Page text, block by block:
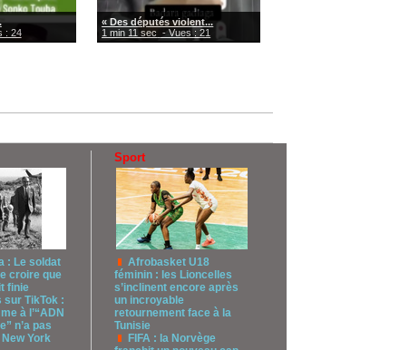
: 24
« Des députés violent...
1 min 11 sec - Vues : 21
: Le soldat
croire que
finie
sur TikTok :
à l’“ADN
n’a pas
York
Sport
Afrobasket U18
féminin : les Lioncelles
s’inclinent encore après
un incroyable
retournement face à la
Tunisie
FIFA : la Norvège